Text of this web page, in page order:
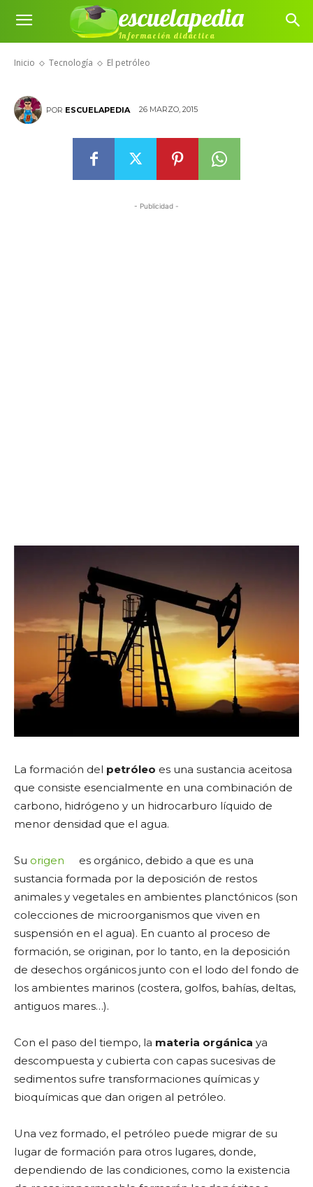
escuelapedia
Información didáctica
Inicio Tecnología El petróleo
El petróleo
POR ESCUELAPEDIA 26 MARZO, 2015
- Publicidad -
La formación del petróleo es una sustancia aceitosa
que consiste esencialmente en una combinación de
carbono, hidrógeno y un hidrocarburo líquido de
menor densidad que el agua.
Su origen
es orgánico, debido a que es una
sustancia formada por la deposición de restos
animales y vegetales en ambientes planctónicos (son
colecciones de microorganismos que viven en
suspensión en el agua). En cuanto al proceso de
formación, se originan, por lo tanto, en la deposición
de desechos orgánicos junto con el lodo del fondo de
los ambientes marinos (costera, golfos, bahías, deltas,
antiguos mares…).
Con el paso del tiempo, la materia orgánica ya
descompuesta y cubierta con capas sucesivas de
sedimentos sufre transformaciones químicas y
bioquímicas que dan origen al petróleo.
Una vez formado, el petróleo puede migrar de su
lugar de formación para otros lugares, donde,
dependiendo de las condiciones, como la existencia